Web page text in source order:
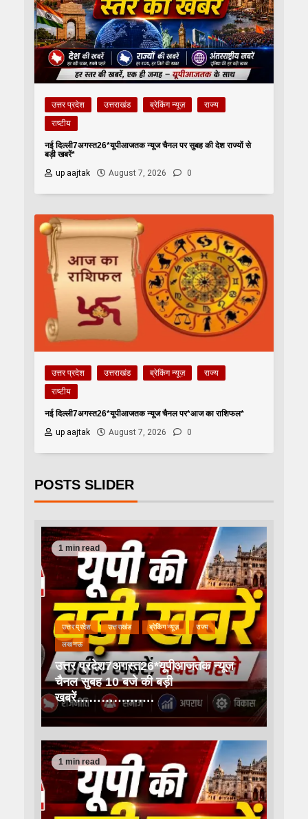
उत्तर प्रदेश उत्तराखंड ब्रेकिंग न्यूज़
राज्य
राष्टीय
नई दिल्ली7अगस्त26*यूपीआजतक न्यूज चैनल पर सुबह की देश राज्यों से
बड़ी खबरें*
up aajtak
August 7, 2026 0
उत्तर प्रदेश उत्तराखंड ब्रेकिंग न्यूज़
राज्य
राष्टीय
नई दिल्ली7अगस्त26*यूपीआजतक न्यूज चैनल पर*आज का राशिफल*
up aajtak
August 7, 2026 0
POSTS SLIDER
1 min read
उत्तर प्रदेश उत्तराखंड ब्रेकिंग न्यूज़ राज्य
लखनऊ
उत्तर प्रदेश7अगस्त26*यूपीआजतक न्यूज
चैनल सुबह 10 बजे की बड़ी
खबरें……………….
1 min read